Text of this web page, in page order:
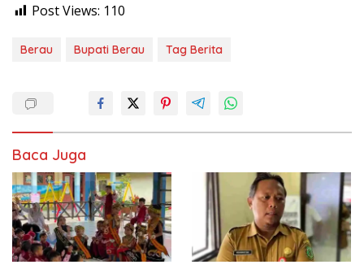
Post Views: 110
Berau Bupati Berau Tag Berita
Baca Juga